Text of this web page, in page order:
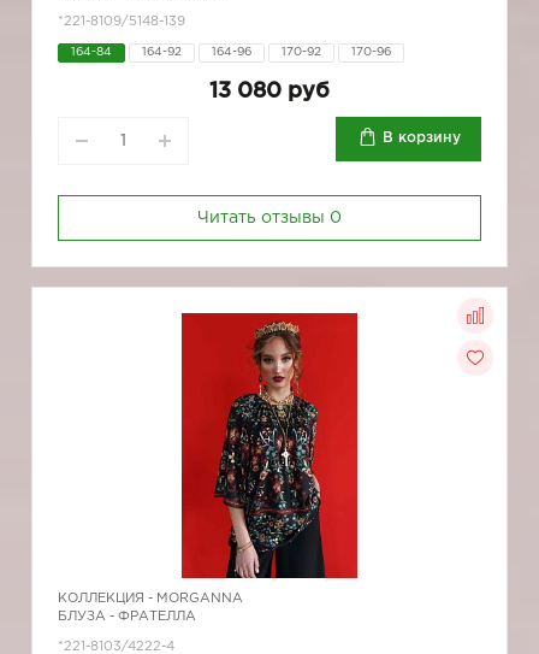
*221-8109/5148-139
164-84 164-92 164-96 170-92 170-96
13 080 руб
В корзину
Читать отзывы 0
КОЛЛЕКЦИЯ - MORGANNA
БЛУЗА - ФРАТЕЛЛА
*221-8103/4222-4